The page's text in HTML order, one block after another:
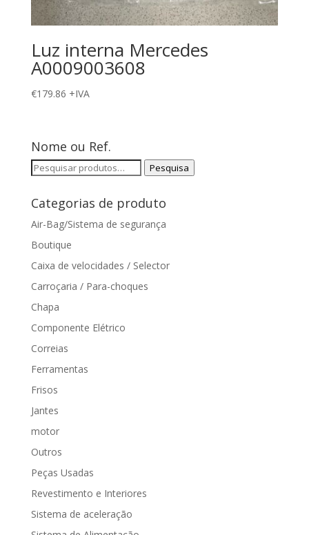
Luz interna Mercedes
A0009003608
€179.86 +IVA
Nome ou Ref.
Pesquisar
Pesquisa
Categorias de produto
Air-Bag/Sistema de segurança
Boutique
Caixa de velocidades / Selector
Carroçaria / Para-choques
Chapa
Componente Elétrico
Correias
Ferramentas
Frisos
Jantes
motor
Outros
Peças Usadas
Revestimento e Interiores
Sistema de aceleração